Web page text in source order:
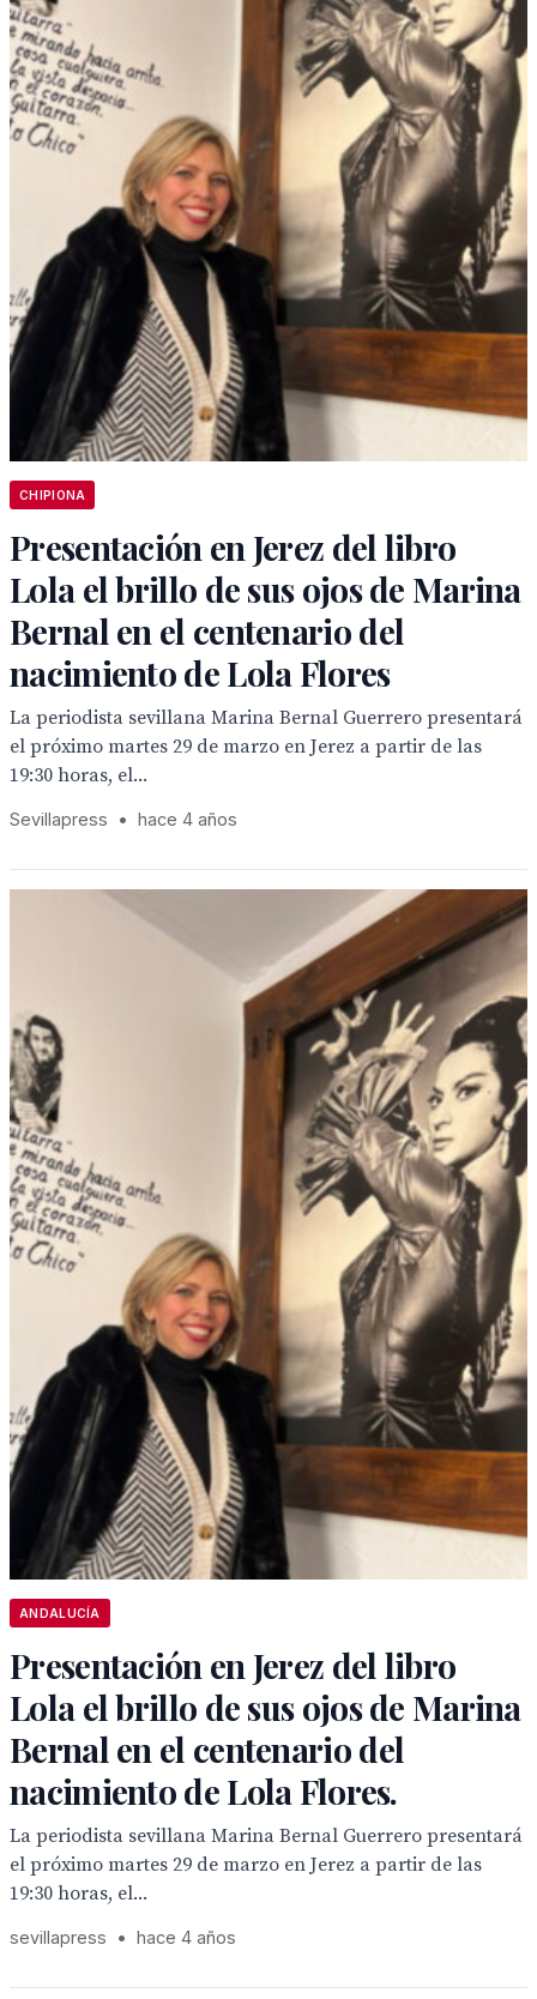
CHIPIONA
Presentación en Jerez del libro
Lola el brillo de sus ojos de Marina
Bernal en el centenario del
nacimiento de Lola Flores
La periodista sevillana Marina Bernal Guerrero presentará
el próximo martes 29 de marzo en Jerez a partir de las
19:30 horas, el...
Sevillapress • hace 4 años
ANDALUCÍA
Presentación en Jerez del libro
Lola el brillo de sus ojos de Marina
Bernal en el centenario del
nacimiento de Lola Flores.
La periodista sevillana Marina Bernal Guerrero presentará
el próximo martes 29 de marzo en Jerez a partir de las
19:30 horas, el...
sevillapress • hace 4 años